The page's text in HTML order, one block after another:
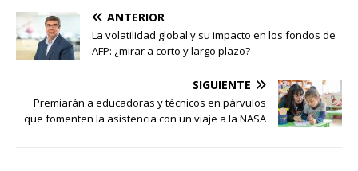
ANTERIOR
La volatilidad global y su impacto en los fondos de
AFP: ¿mirar a corto y largo plazo?
SIGUIENTE
Premiarán a educadoras y técnicos en párvulos
que fomenten la asistencia con un viaje a la NASA